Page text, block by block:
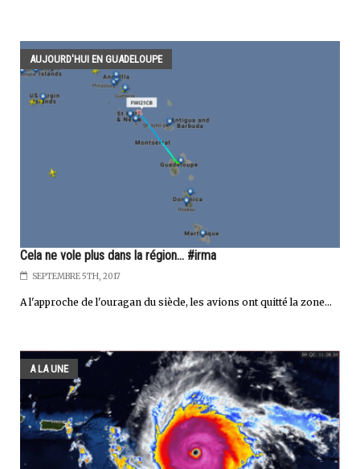
AUJOURD'HUI EN GUADELOUPE
Cela ne vole plus dans la région... #irma
SEPTEMBRE 5TH, 2017
A l'approche de l'ouragan du siècle, les avions ont quitté la zone...
A LA UNE